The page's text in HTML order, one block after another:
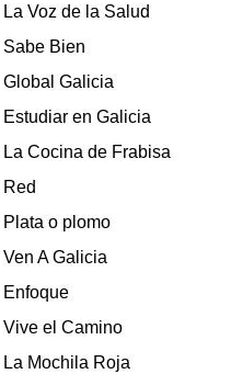
La Voz de la Salud
Sabe Bien
Global Galicia
Estudiar en Galicia
La Cocina de Frabisa
Red
Plata o plomo
Ven A Galicia
Enfoque
Vive el Camino
La Mochila Roja